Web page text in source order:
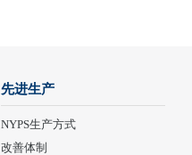
先进生产
NYPS生产方式
改善体制